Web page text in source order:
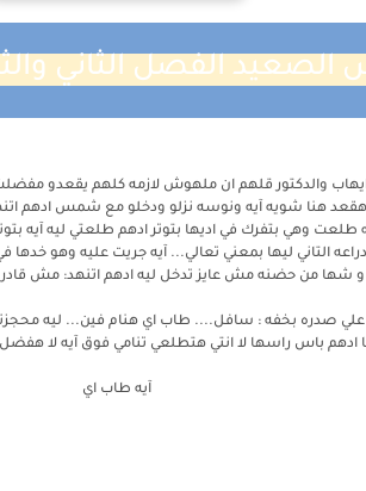
الفصل الثاني
والدكتور قلهم ان ملهوش لازمه كلهم يقعدو
هقعد هنا شويه آيه ونوسه نزلو ودخلو مع شمس ادهم
وهي بتفرك في اديها بتوتر ادهم طلعتي ليه آيه
دراعه التاني ليها بمعني تعالي... آيه جريت عليه وهو
و شها من حضنه مش عايز تدخل ليه ادهم اتنهد: مش
علي صدره بخفه : سافل.... طاب اي هنام فين... ليه
باس راسها لا انتي هتطلعي تنامي فوق آيه لا هفضل
آيه طاب اي